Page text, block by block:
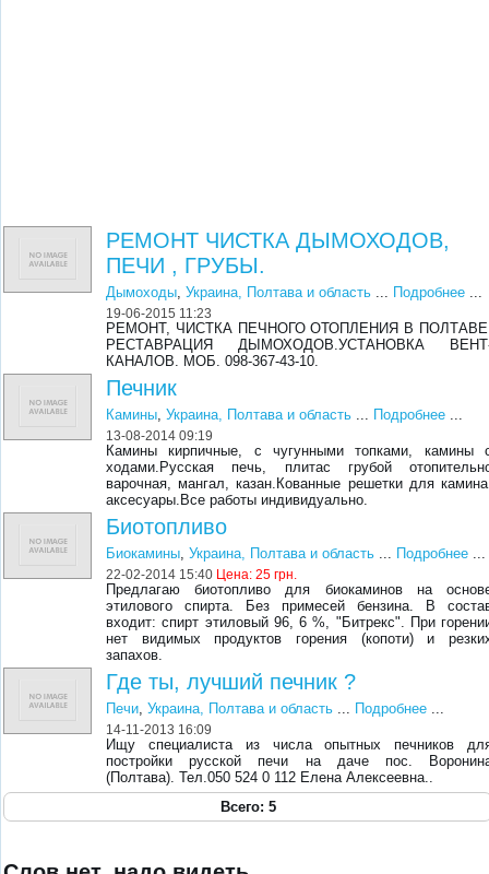
РЕМОНТ ЧИСТКА ДЫМОХОДОВ,
ПЕЧИ , ГРУБЫ.
Дымоходы,Украина, Полтава и область ... Подробнее ...
19-06-2015 11:23
РЕМОНТ, ЧИСТКА ПЕЧНОГО ОТОПЛЕНИЯ В
РЕСТАВРАЦИЯ ДЫМОХОДОВ.УСТАНОВКА
КАНАЛОВ. МОБ. 098-367-43-10.
Печник
Камины,Украина, Полтава и область ... Подробнее ...
13-08-2014 09:19
Камины кирпичные, с чугунными топками, камины
ходами.Русская печь, плитас грубой
варочная, мангал, казан.Кованные решетки для
аксесуары.Все работы индивидуально.
Биотопливо
Биокамины,Украина, Полтава и область ... Подробнее ...
22-02-2014 15:40 Цена:25 грн.
Предлагаю биотопливо для биокаминов на
этилового спирта. Без примесей бензина. В
входит: спирт этиловый 96, 6 %, "Битрекс". При
нет видимых продуктов горения (копоти) и
запахов.
Где ты, лучший печник ?
Печи,Украина, Полтава и область ... Подробнее ...
14-11-2013 16:09
Ищу специалиста из числа опытных печников
постройки русской печи на даче пос.
(Полтава). Тел.050 524 0 112 Елена Алексеевна..
Всего: 5